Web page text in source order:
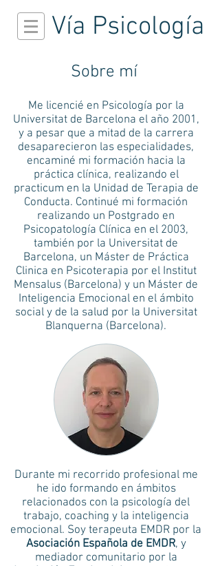
Vía Psicología
Sobre mí
Me licencié en Psicología por la
Universitat de Barcelona el año 2001,
y a pesar que a mitad de la carrera
desaparecieron las especialidades,
encaminé mi formación hacia la
práctica clínica, realizando el
practicum en la Unidad de Terapia de
Conducta. Continué mi formación
realizando un Postgrado en
Psicopatología Clínica en el 2003,
también por la Universitat de
Barcelona, un Máster de Práctica
Clinica en Psicoterapia por el Institut
Mensalus (Barcelona) y un Máster de
Inteligencia Emocional en el ámbito
social y de la salud por la Universitat
Blanquerna (Barcelona).
Durante mi recorrido profesional me
he ido formando en ámbitos
relacionados con la psicología del
trabajo, coaching y la inteligencia
emocional. Soy terapeuta EMDR por la
Asociación Española de EMDR, y
mediador comunitario por la